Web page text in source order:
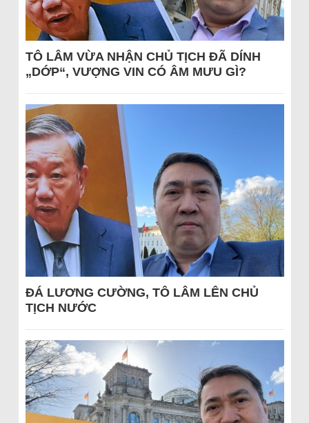
TÔ LÂM VỪA NHẬN CHỦ TỊCH ĐÃ DÍNH
„DỚP“, VƯỢNG VIN CÓ ÂM MƯU GÌ?
ĐÁ LƯƠNG CƯỜNG, TÔ LÂM LÊN CHỦ
TỊCH NƯỚC